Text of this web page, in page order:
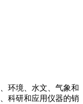
环境、水文、气象和
科研和应用仪器的销